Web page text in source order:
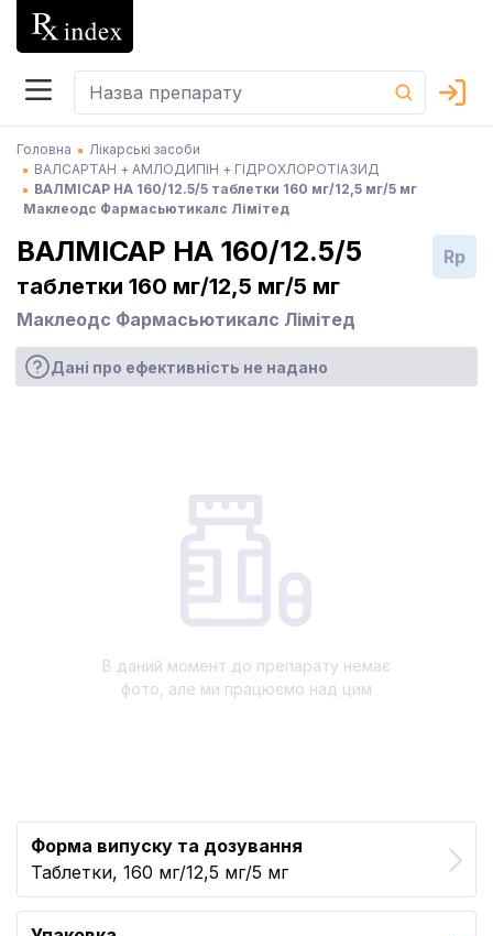
Головна
Лікарські засоби
ВАЛСАРТАН + АМЛОДИПІН + ГІДРОХЛОРОТІАЗИД
ВАЛМІСАР НА 160/12.5/5 таблетки 160 мг/12,5 мг/5 мг
Маклеодс Фармасьютикалс Лімітед
ВАЛМІСАР НА 160/12.5/5
таблетки 160 мг/12,5 мг/5 мг
Маклеодс Фармасьютикалс Лімітед
Rp
Дані про ефективність не надано
В даний момент до препарату немає
фото, але ми працюємо над цим
Форма випуску та дозування
Таблетки, 160 мг/12,5 мг/5 мг